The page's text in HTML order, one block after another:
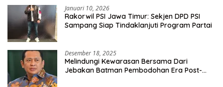
Januari 10, 2026
Rakorwil PSI Jawa Timur: Sekjen DPD PSI
Sampang Siap Tindaklanjuti Program Partai
Desember 18, 2025
Melindungi Kewarasan Bersama Dari
Jebakan Batman Pembodohan Era Post-